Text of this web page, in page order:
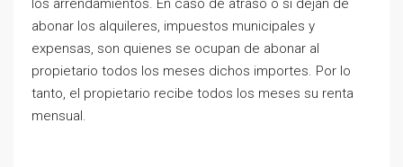
los arrendamientos. En caso de atraso o si dejan de
abonar los alquileres, impuestos municipales y
expensas, son quienes se ocupan de abonar al
propietario todos los meses dichos importes. Por lo
tanto, el propietario recibe todos los meses su renta
mensual.